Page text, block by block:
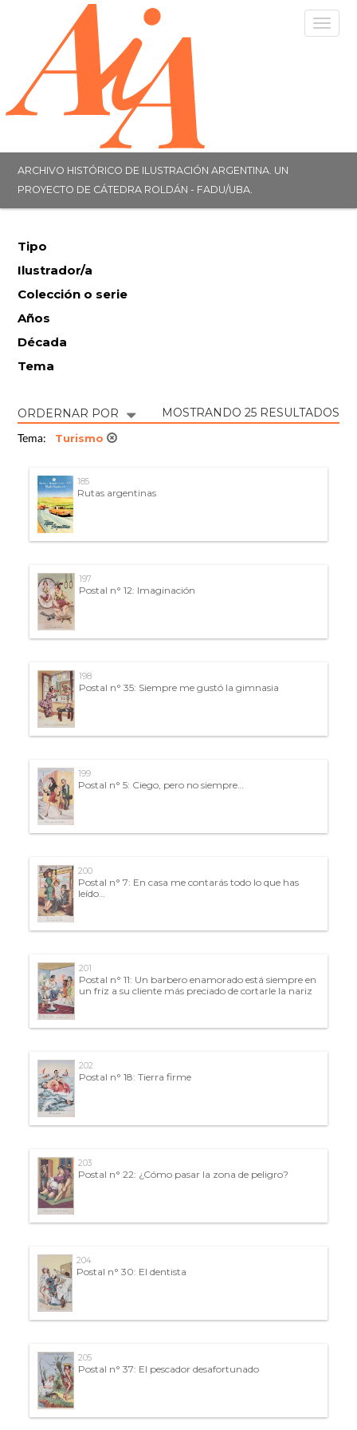
ARCHIVO HISTÓRICO DE ILUSTRACIÓN ARGENTINA. UN
PROYECTO DE CÁTEDRA ROLDÁN - FADU/UBA.
Tipo
Ilustrador/a
Colección o serie
Años
Década
Tema
ORDERNAR POR MOSTRANDO 25 RESULTADOS
Tema: Turismo
185
Rutas argentinas
197
Postal n° 12: Imaginación
198
Postal n° 35: Siempre me gustó la gimnasia
199
Postal n° 5: Ciego, pero no siempre…
200
Postal n° 7: En casa me contarás todo lo que has
leído…
201
Postal n° 11: Un barbero enamorado está siempre en
un friz a su cliente más preciado de cortarle la nariz
202
Postal n° 18: Tierra firme
203
Postal n° 22: ¿Cómo pasar la zona de peligro?
204
Postal n° 30: El dentista
205
Postal n° 37: El pescador desafortunado